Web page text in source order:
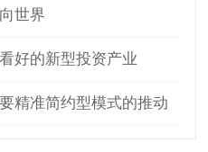
世界
好的新型投资产业
精准简约型模式的推动